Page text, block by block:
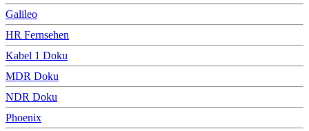
Galileo
HR Fernsehen
Kabel 1 Doku
MDR Doku
NDR Doku
Phoenix